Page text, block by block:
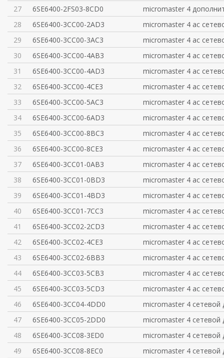
27
6SE6400-2FS03-8CD0
micromaster 4
28
6SE6400-3CC00-2AD3
micromaster 4 ac
29
6SE6400-3CC00-3AC3
micromaster 4 ac
30
6SE6400-3CC00-4AB3
micromaster 4 ac
31
6SE6400-3CC00-4AD3
micromaster 4 ac
32
6SE6400-3CC00-4CE3
micromaster 4 ac
33
6SE6400-3CC00-5AC3
micromaster 4 ac
34
6SE6400-3CC00-6AD3
micromaster 4 ac
35
6SE6400-3CC00-8BC3
micromaster 4 ac
36
6SE6400-3CC00-8CE3
micromaster 4 ac
37
6SE6400-3CC01-0AB3
micromaster 4 ac
38
6SE6400-3CC01-0BD3
micromaster 4 ac
39
6SE6400-3CC01-4BD3
micromaster 4 ac
40
6SE6400-3CC01-7CC3
micromaster 4 ac
41
6SE6400-3CC02-2CD3
micromaster 4 ac
42
6SE6400-3CC02-4CE3
micromaster 4 ac
43
6SE6400-3CC02-6BB3
micromaster 4 ac
44
6SE6400-3CC03-5CB3
micromaster 4 ac
45
6SE6400-3CC03-5CD3
micromaster 4 ac
46
6SE6400-3CC04-4DD0
micromaster 4 сетевой
47
6SE6400-3CC05-2DD0
micromaster 4 сетевой
48
6SE6400-3CC08-3ED0
micromaster 4 сетевой
49
6SE6400-3CC08-8EC0
micromaster 4 сетевой